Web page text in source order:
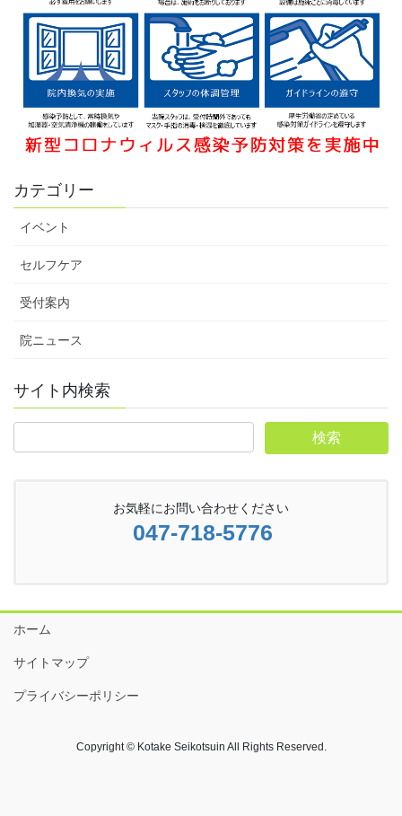
カテゴリー
イベント
セルフケア
受付案内
院ニュース
サイト内検索
お気軽にお問い合わせください
047-718-5776
ホーム
サイトマップ
プライバシーポリシー
Copyright © Kotake Seikotsuin All Rights Reserved.